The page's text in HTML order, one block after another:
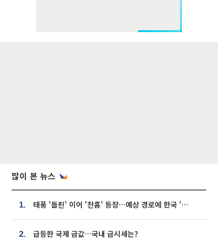
많이 본 뉴스
1. 태풍 '돌핀' 이어 '찬홈' 등장…예상 경로에 한국 '한숨'
2. 급등한 국제 금값…국내 금시세는?